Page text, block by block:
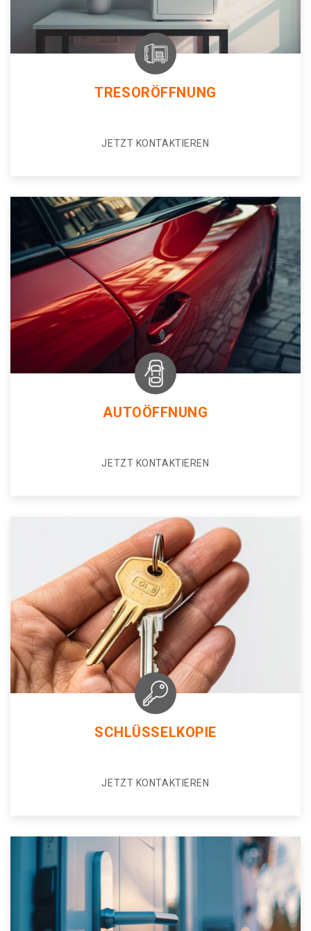
TRESORÖFFNUNG
JETZT KONTAKTIEREN
AUTOÖFFNUNG
JETZT KONTAKTIEREN
SCHLÜSSELKOPIE
JETZT KONTAKTIEREN